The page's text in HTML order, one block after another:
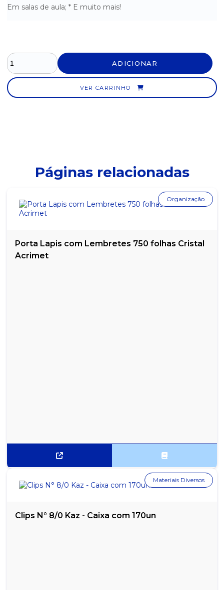
Em salas de aula; * E muito mais!
ADICIONAR
VER CARRINHO
Páginas relacionadas
Porta Lapis com Lembretes 750 folhas Cristal
Acrimet
Organização
Clips N° 8/0 Kaz - Caixa com 170un
Materiais Diversos